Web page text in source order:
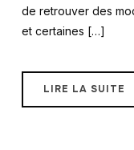
de retrouver des
et certaines […]
LIRE LA SUITE